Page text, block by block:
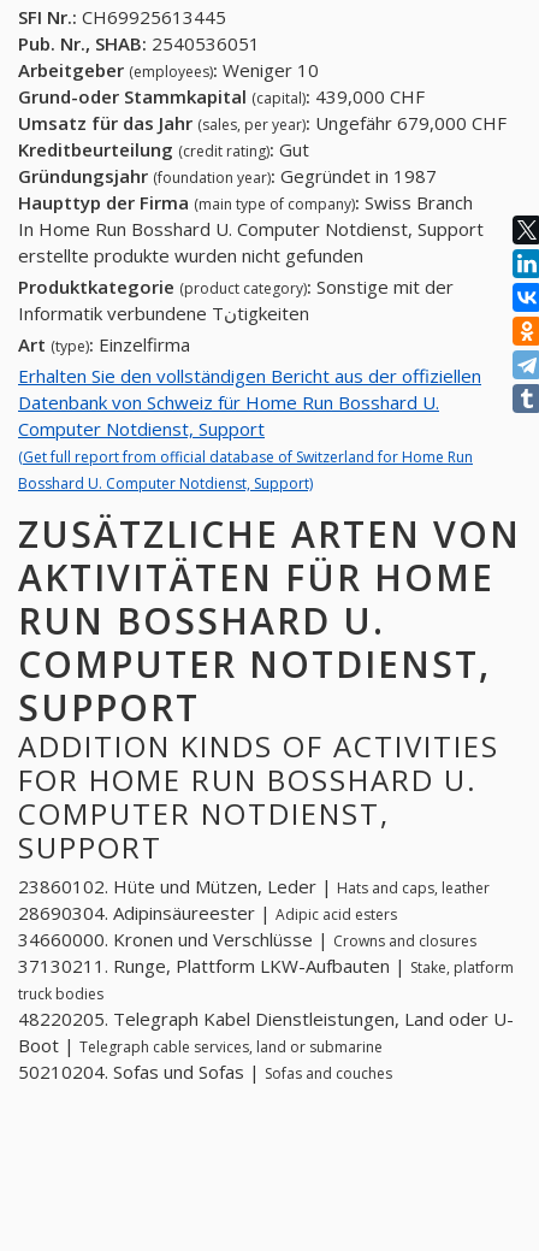
SFI Nr.: CH69925613445
Pub. Nr., SHAB: 2540536051
Arbeitgeber (employees): Weniger 10
Grund-oder Stammkapital (capital): 439,000 CHF
Umsatz für das Jahr (sales, per year): Ungefähr 679,000 CHF
Kreditbeurteilung (credit rating): Gut
Gründungsjahr (foundation year): Gegründet in 1987
Haupttyp der Firma (main type of company): Swiss Branch
In Home Run Bosshard U. Computer Notdienst, Support
erstellte produkte wurden nicht gefunden
Produktkategorie (product category): Sonstige mit der
Informatik verbundene Tنtigkeiten
Art (type): Einzelfirma
Erhalten Sie den vollständigen Bericht aus der offiziellen
Datenbank von Schweiz für Home Run Bosshard U.
Computer Notdienst, Support
(Get full report from official database of Switzerland for Home Run
Bosshard U. Computer Notdienst, Support)
ZUSÄTZLICHE ARTEN VON
AKTIVITÄTEN FÜR HOME
RUN BOSSHARD U.
COMPUTER NOTDIENST,
SUPPORT
ADDITION KINDS OF ACTIVITIES
FOR HOME RUN BOSSHARD U.
COMPUTER NOTDIENST,
SUPPORT
23860102. Hüte und Mützen, Leder | Hats and caps, leather
28690304. Adipinsäureester | Adipic acid esters
34660000. Kronen und Verschlüsse | Crowns and closures
37130211. Runge, Plattform LKW-Aufbauten | Stake, platform
truck bodies
48220205. Telegraph Kabel Dienstleistungen, Land oder U-
Boot | Telegraph cable services, land or submarine
50210204. Sofas und Sofas | Sofas and couches